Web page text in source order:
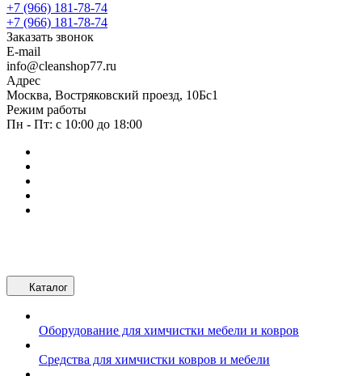
+7 (966) 181-78-74
+7 (966) 181-78-74
Заказать звонок
E-mail
info@cleanshop77.ru
Адрес
Москва, Востряковский проезд, 10Бс1
Режим работы
Пн - Пт: с 10:00 до 18:00
Каталог
Оборудование для химчистки мебели и ковров
Средства для химчистки ковров и мебели